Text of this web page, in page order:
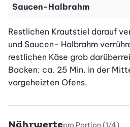
Saucen-Halbrahm
Restlichen Krautstiel darauf
und Saucen- Halbrahm
restlichen Käse grob
Backen: ca. 25 Min. in der
vorgeheizten Ofens.
pro Portion (1/4)